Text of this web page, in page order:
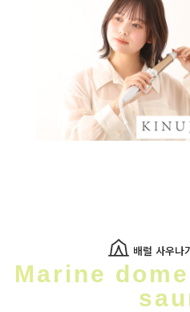
배럴 사우나
Marine